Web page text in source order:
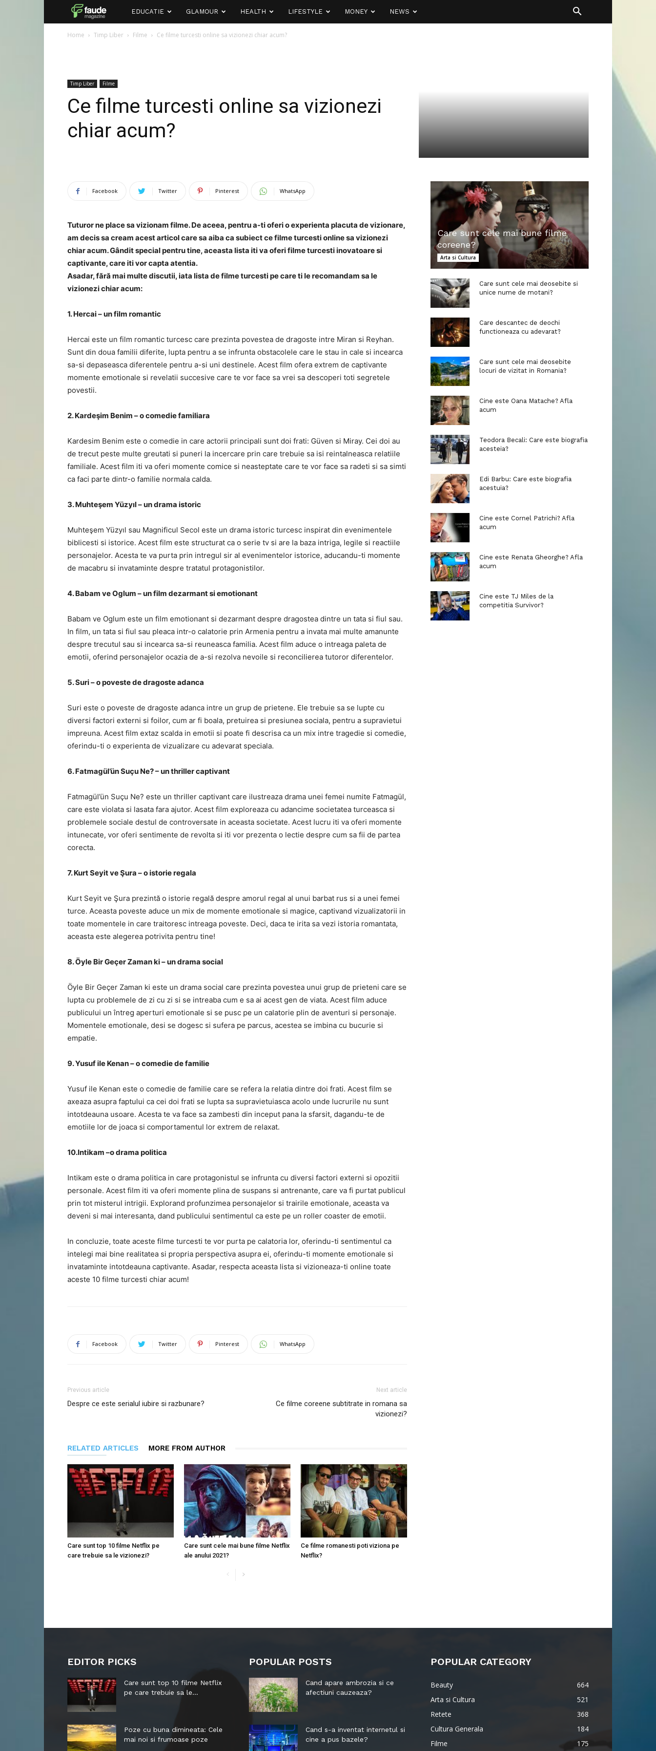
Faude
EDUCATIE GLAMOUR HEALTH LIFESTYLE MONEY NEWS
Home Timp Liber Filme Ce filme turcesti online sa vizionezi chiar acum?
Timp Liber Filme
Ce filme turcesti online sa vizionezi
chiar acum?
Facebook Twitter Pinterest WhatsApp
Tuturor ne place sa vizionam filme. De aceea, pentru a-ti oferi o experienta placuta de vizionare,
am decis sa cream acest articol care sa aiba ca subiect ce filme turcesti online sa vizionezi
chiar acum. Gândit special pentru tine, aceasta lista iti va oferi filme turcesti inovatoare si
captivante, care iti vor capta atentia.
Asadar, fără mai multe discutii, iata lista de filme turcesti pe care ti le recomandam sa le
vizionezi chiar acum:
1. Hercai – un film romantic
Hercai este un film romantic turcesc care prezinta povestea de dragoste intre Miran si Reyhan.
Sunt din doua familii diferite, lupta pentru a se infrunta obstacolele care le stau in cale si incearca
sa-si depaseasca diferentele pentru a-si uni destinele. Acest film ofera extrem de captivante
momente emotionale si revelatii succesive care te vor face sa vrei sa descoperi toti segretele
povestii.
2. Kardeşim Benim – o comedie familiara
Kardesim Benim este o comedie in care actorii principali sunt doi frati: Güven si Miray. Cei doi au
de trecut peste multe greutati si puneri la incercare prin care trebuie sa isi reintalneasca relatiile
familiale. Acest film iti va oferi momente comice si neasteptate care te vor face sa radeti si sa simti
ca faci parte dintr-o familie normala calda.
3. Muhteşem Yüzyıl – un drama istoric
Muhteşem Yüzyıl sau Magnificul Secol este un drama istoric turcesc inspirat din evenimentele
biblicesti si istorice. Acest film este structurat ca o serie tv si are la baza intriga, legile si reactiile
personajelor. Acesta te va purta prin intregul sir al evenimentelor istorice, aducandu-ti momente
de macabru si invataminte despre tratatul protagonistilor.
4. Babam ve Oglum – un film dezarmant si emotionant
Babam ve Oglum este un film emotionant si dezarmant despre dragostea dintre un tata si fiul sau.
In film, un tata si fiul sau pleaca intr-o calatorie prin Armenia pentru a invata mai multe amanunte
despre trecutul sau si incearca sa-si reuneasca familia. Acest film aduce o intreaga paleta de
emotii, oferind personajelor ocazia de a-si rezolva nevoile si reconcilierea tutoror diferentelor.
5. Suri – o poveste de dragoste adanca
Suri este o poveste de dragoste adanca intre un grup de prietene. Ele trebuie sa se lupte cu
diversi factori externi si foilor, cum ar fi boala, pretuirea si presiunea sociala, pentru a supravietui
impreuna. Acest film extaz scalda in emotii si poate fi descrisa ca un mix intre tragedie si comedie,
oferindu-ti o experienta de vizualizare cu adevarat speciala.
6. Fatmagül’ün Suçu Ne? – un thriller captivant
Fatmagül’ün Suçu Ne? este un thriller captivant care ilustreaza drama unei femei numite Fatmagül,
care este violata si lasata fara ajutor. Acest film exploreaza cu adancime societatea turceasca si
problemele sociale destul de controversate in aceasta societate. Acest lucru iti va oferi momente
intunecate, vor oferi sentimente de revolta si iti vor prezenta o lectie despre cum sa fii de partea
corecta.
7. Kurt Seyit ve Şura – o istorie regala
Kurt Seyit ve Şura prezintă o istorie regală despre amorul regal al unui barbat rus si a unei femei
turce. Aceasta poveste aduce un mix de momente emotionale si magice, captivand vizualizatorii in
toate momentele in care traitoresc intreaga poveste. Deci, daca te irita sa vezi istoria romantata,
aceasta este alegerea potrivita pentru tine!
8. Öyle Bir Geçer Zaman ki – un drama social
Öyle Bir Geçer Zaman ki este un drama social care prezinta povestea unui grup de prieteni care se
lupta cu problemele de zi cu zi si se intreaba cum e sa ai acest gen de viata. Acest film aduce
publicului un întreg aperturi emotionale si se pusc pe un calatorie plin de aventuri si personaje.
Momentele emotionale, desi se dogesc si sufera pe parcus, acestea se imbina cu bucurie si
empatie.
9. Yusuf ile Kenan – o comedie de familie
Yusuf ile Kenan este o comedie de familie care se refera la relatia dintre doi frati. Acest film se
axeaza asupra faptului ca cei doi frati se lupta sa supravietuiasca acolo unde lucrurile nu sunt
intotdeauna usoare. Acesta te va face sa zambesti din inceput pana la sfarsit, dagandu-te de
emotiile lor de joaca si comportamentul lor extrem de relaxat.
10.Intikam –o drama politica
Intikam este o drama politica in care protagonistul se infrunta cu diversi factori externi si opozitii
personale. Acest film iti va oferi momente plina de suspans si antrenante, care va fi purtat publicul
prin tot misterul intrigii. Explorand profunzimea personajelor si trairile emotionale, aceasta va
deveni si mai interesanta, dand publicului sentimentul ca este pe un roller coaster de emotii.
In concluzie, toate aceste filme turcesti te vor purta pe calatoria lor, oferindu-ti sentimentul ca
intelegi mai bine realitatea si propria perspectiva asupra ei, oferindu-ti momente emotionale si
invataminte intotdeauna captivante. Asadar, respecta aceasta lista si vizioneaza-ti online toate
aceste 10 filme turcesti chiar acum!
Facebook Twitter Pinterest WhatsApp
Previous article
Despre ce este serialul iubire si razbunare?
Next article
Ce filme coreene subtitrate in romana sa
vizionezi?
RELATED ARTICLES MORE FROM AUTHOR
Care sunt top 10 filme Netflix pe
care trebuie sa le vizionezi?
Care sunt cele mai bune filme Netflix
ale anului 2021?
Ce filme romanesti poti viziona pe
Netflix?
Care sunt cele mai bune filme
coreene?
Arta si Cultura
Care sunt cele mai deosebite si
unice nume de motani?
Care descantec de deochi
functioneaza cu adevarat?
Care sunt cele mai deosebite
locuri de vizitat in Romania?
Cine este Oana Matache? Afla
acum
Teodora Becali: Care este biografia
acesteia?
Edi Barbu: Care este biografia
acestuia?
Cine este Cornel Patrichi? Afla
acum
Cine este Renata Gheorghe? Afla
acum
Cine este TJ Miles de la
competitia Survivor?
EDITOR PICKS
Care sunt top 10 filme Netflix
pe care trebuie sa le...
Poze cu buna dimineata: Cele
mai noi si frumoase poze
POPULAR POSTS
Cand apare ambrozia si ce
afectiuni cauzeaza?
Cand s-a inventat internetul si
cine a pus bazele?
POPULAR CATEGORY
Beauty
664
Arta si Cultura
521
Retete
368
Cultura Generala
184
Filme
175